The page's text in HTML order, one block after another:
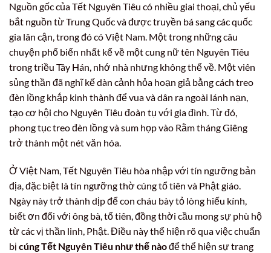
Nguồn gốc của Tết Nguyên Tiêu có nhiều giai thoại, chủ yếu
bắt nguồn từ Trung Quốc và được truyền bá sang các quốc
gia lân cận, trong đó có Việt Nam. Một trong những câu
chuyện phổ biến nhất kể về một cung nữ tên Nguyên Tiêu
trong triều Tây Hán, nhớ nhà nhưng không thể về. Một viên
sủng thần đã nghĩ kế dàn cảnh hỏa hoạn giả bằng cách treo
đèn lồng khắp kinh thành để vua và dân ra ngoài lánh nạn,
tạo cơ hội cho Nguyên Tiêu đoàn tụ với gia đình. Từ đó,
phong tục treo đèn lồng và sum họp vào Rằm tháng Giêng
trở thành một nét văn hóa.
Ở Việt Nam, Tết Nguyên Tiêu hòa nhập với tín ngưỡng bản
địa, đặc biệt là tín ngưỡng thờ cúng tổ tiên và Phật giáo.
Ngày này trở thành dịp để con cháu bày tỏ lòng hiếu kính,
biết ơn đối với ông bà, tổ tiên, đồng thời cầu mong sự phù hộ
từ các vị thần linh, Phật. Điều này thể hiện rõ qua việc chuẩn
bị cúng Tết Nguyên Tiêu như thế nàođể thể hiện sự trang